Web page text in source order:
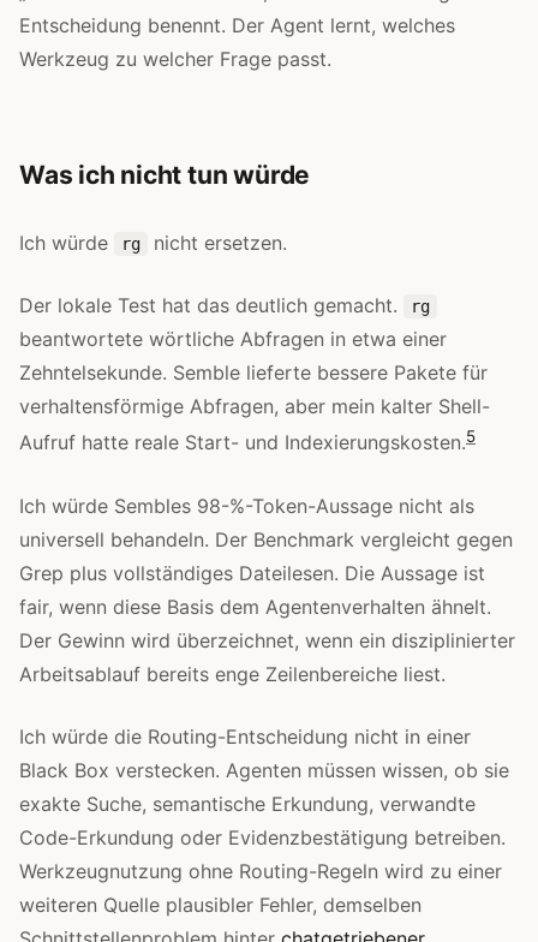
Entscheidung benennt. Der Agent lernt, welches
Werkzeug zu welcher Frage passt.
Was ich nicht tun würde
Ich würde rg nicht ersetzen.
Der lokale Test hat das deutlich gemacht. rg
beantwortete wörtliche Abfragen in etwa einer
Zehntelsekunde. Semble lieferte bessere Pakete für
verhaltensförmige Abfragen, aber mein kalter Shell-
Aufruf hatte reale Start- und Indexierungskosten.5
Ich würde Sembles 98-%-Token-Aussage nicht als
universell behandeln. Der Benchmark vergleicht gegen
Grep plus vollständiges Dateilesen. Die Aussage ist
fair, wenn diese Basis dem Agentenverhalten ähnelt.
Der Gewinn wird überzeichnet, wenn ein disziplinierter
Arbeitsablauf bereits enge Zeilenbereiche liest.
Ich würde die Routing-Entscheidung nicht in einer
Black Box verstecken. Agenten müssen wissen, ob sie
exakte Suche, semantische Erkundung, verwandte
Code-Erkundung oder Evidenzbestätigung betreiben.
Werkzeugnutzung ohne Routing-Regeln wird zu einer
weiteren Quelle plausibler Fehler, demselben